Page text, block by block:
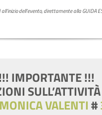
all’inizio dell’evento, direttamente alla GUIDA
IMPORTANTE !!!
MONICA VALENTI#